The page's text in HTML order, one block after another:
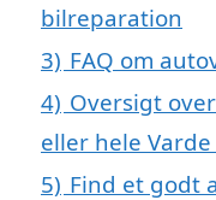
bilreparation
3) FAQ om
4) Oversigt
eller hele
5) Find et godt